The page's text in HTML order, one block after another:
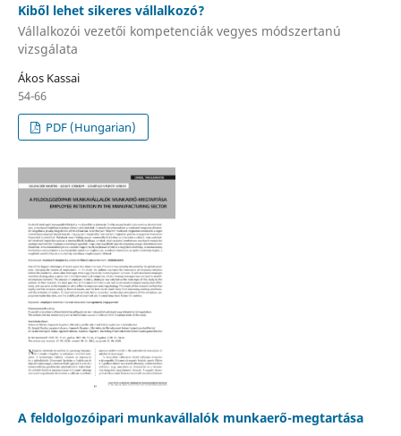
Kiből lehet sikeres vállalkozó?
Vállalkozói vezetői kompetenciák vegyes módszertanú
vizsgálata
Ákos Kassai
54-66
PDF (Hungarian)
A feldolgozóipari munkavállalók munkaerő-megtartása